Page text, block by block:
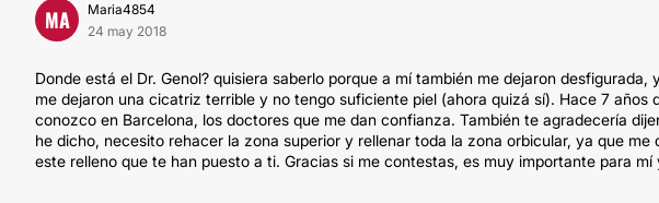
MA
Maria4854
24 may 2018
Donde está el Dr. Genol? quisiera saberlo porque a mí también me dejaron
me dejaron una cicatriz terrible y no tengo suficiente piel (ahora quizá sí). Hace 7
conozco en Barcelona, los doctores que me dan confianza. También te agradecería
he dicho, necesito rehacer la zona superior y rellenar toda la zona orbicular, ya que
este relleno que te han puesto a ti. Gracias si me contestas, es muy importante para